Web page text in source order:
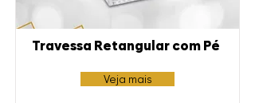
Travessa Retangular com Pé
Veja mais